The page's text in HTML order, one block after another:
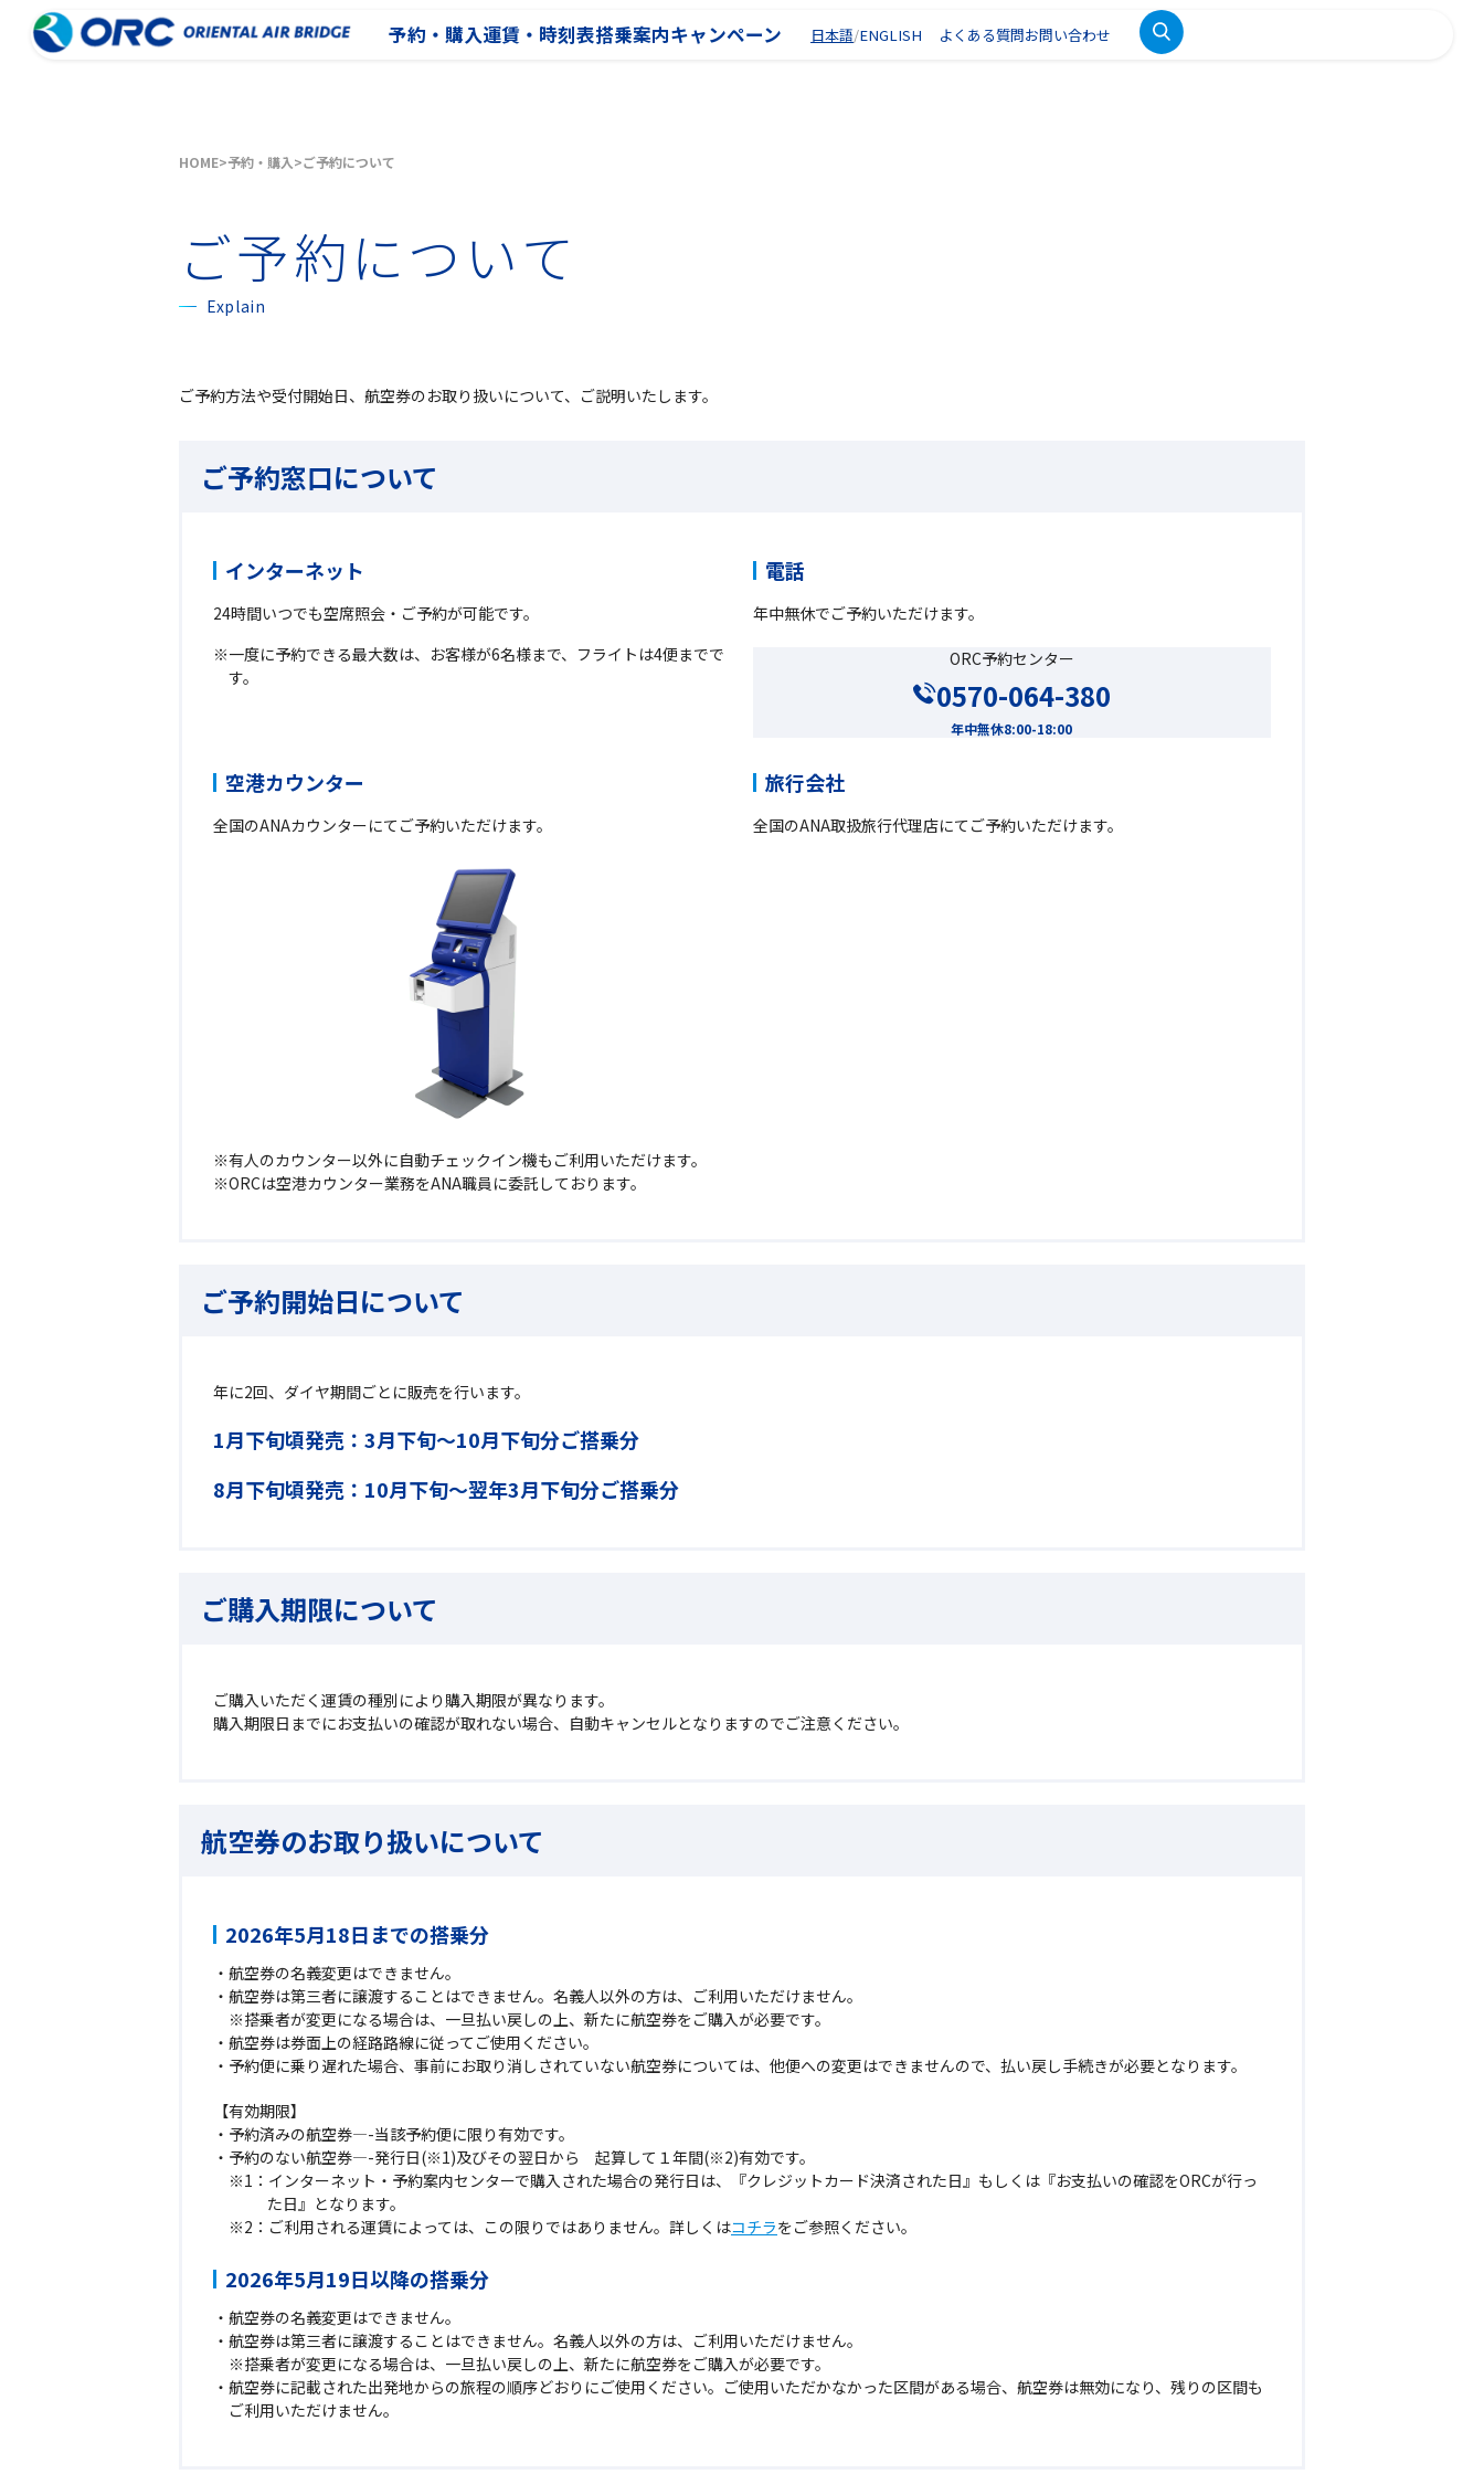
予約・購入運賃・時刻表搭乗案内キャンペーン 日本語 ENGLISH よくある質問お問い合わせ
HOME 予約・購入 ご予約について
ご予約について
Explain
ご予約方法や受付開始日、航空券のお取り扱いについて、ご説明いたします。
ご予約窓口について
インターネット
24時間いつでも空席照会・ご予約が可能です。
一度に予約できる最大数は、お客様が6名様まで、フライトは4便までで
す。
電話
年中無休でご予約いただけます。
ORC予約センター
0570-064-380
年中無休8:00-18:00
空港カウンター
全国のANAカウンターにてご予約いただけます。
有人のカウンター以外に自動チェックイン機もご利用いただけます。
ORCは空港カウンター業務をANA職員に委託しております。
旅行会社
全国のANA取扱旅行代理店にてご予約いただけます。
ご予約開始日について
年に2回、ダイヤ期間ごとに販売を行います。
1月下旬頃発売：3月下旬～10月下旬分ご搭乗分
8月下旬頃発売：10月下旬～翌年3月下旬分ご搭乗分
ご購入期限について
ご購入いただく運賃の種別により購入期限が異なります。
購入期限日までにお支払いの確認が取れない場合、自動キャンセルとなりますのでご注意ください。
航空券のお取り扱いについて
2026年5月18日までの搭乗分
航空券の名義変更はできません。
航空券は第三者に譲渡することはできません。名義人以外の方は、ご利用いただけません。
搭乗者が変更になる場合は、一旦払い戻しの上、新たに航空券をご購入が必要です。
航空券は券面上の経路路線に従ってご使用ください。
予約便に乗り遅れた場合、事前にお取り消しされていない航空券については、他便への変更はできませんので、払い戻し手続きが必要となります。
【有効期限】
予約済みの航空券—-当該予約便に限り有効です。
予約のない航空券—-発行日(※1)及びその翌日から 起算して１年間(※2)有効です。
インターネット・予約案内センターで購入された場合の発行日は、『クレジットカード決済された日』もしくは『お支払いの確認をORCが行っ
た日』となります。
ご利用される運賃によっては、この限りではありません。詳しくはコチラをご参照ください。
2026年5月19日以降の搭乗分
航空券の名義変更はできません。
航空券は第三者に譲渡することはできません。名義人以外の方は、ご利用いただけません。
搭乗者が変更になる場合は、一旦払い戻しの上、新たに航空券をご購入が必要です。
航空券に記載された出発地からの旅程の順序どおりにご使用ください。ご使用いただかなかった区間がある場合、航空券は無効になり、残りの区間も
ご利用いただけません。